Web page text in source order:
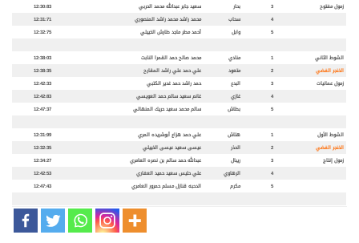
زمول مفتوح
3 بحار سعيد جابر عبدالله محمد الحربي
12:30:83
4
سحاب محمد راشد محمد راشد المنصوري
12:31:71
5
وابل أحمد مطر ماجد طارش الخييلي 12:32:75
الشوط الثاني 1 منادي محمد صالح حمد القمرا النابت
12:38:03
الخنجر الفضي
2 متعود علي حمد علي راشد المقارح
12:38:35
زمول عمانيات
3 البدع حمد راشد حمد غدير الكتبي
12:42:33
4
غازي غانم سعيد سالم حمد العويسي
12:42:83
5
بطاش سالم محمد سعيد حريك المنهالي 12:47:37
الشوط الأول 1 هتاش علي حمد هزاع أبوشريده المري
12:31:99
الخنجر الفضي
2 الحذر عيسى سعيد عيسى الخييلي
12:32:35
زمول إنتاج
3 ريبال عبدالله حمد سالم بن نصره العامري
12:34:27
4
الرهاوي علي حليس سعيد حميد العفاري
12:42:53
5
مكرم الدحبه قنازل مسلم حمرور العامري 12:47:43